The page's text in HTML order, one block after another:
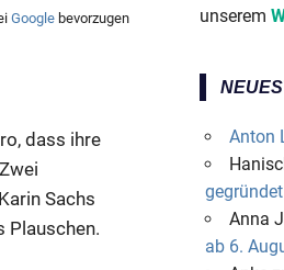
Google bevorzugen
dass ihre
Sachs
Plauschen.
unserem
Anton
gegründet
Anna
ab 6.